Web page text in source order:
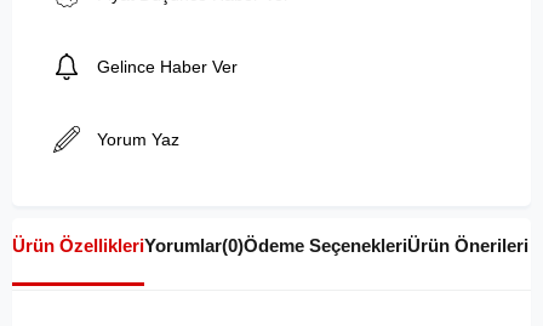
Gelince Haber Ver
Yorum Yaz
Ürün ÖzellikleriYorumlar(0)Ödeme SeçenekleriÜrün Önerileri